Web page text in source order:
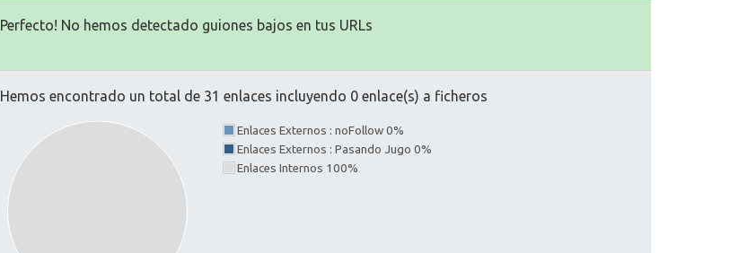
Perfecto! No hemos detectado guiones bajos en tus URLs
Hemos encontrado un total de 31 enlaces incluyendo 0 enlace(s) a ficheros
Enlaces Externos : noFollow 0%
Enlaces Externos : Pasando Jugo 0%
Enlaces Internos 100%